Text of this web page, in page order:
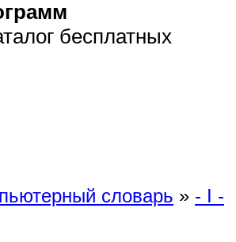
бесплатных
словарь » - I -